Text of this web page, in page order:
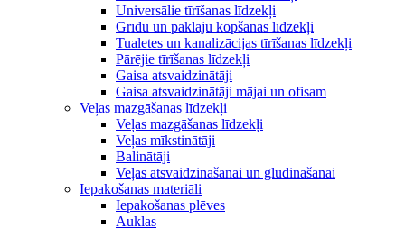
Universālie tīrīšanas līdzekļi
Grīdu un paklāju kopšanas līdzekļi
Tualetes un kanalizācijas tīrīšanas līdzekļi
Pārējie tīrīšanas līdzekļi
Gaisa atsvaidzinātāji
Gaisa atsvaidzinātāji mājai un ofisam
Veļas mazgāšanas līdzekļi
Veļas mazgāšanas līdzekļi
Veļas mīkstinātāji
Balinātāji
Veļas atsvaidzināšanai un gludināšanai
Iepakošanas materiāli
Iepakošanas plēves
Auklas